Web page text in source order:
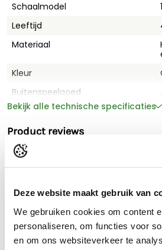
Deze website maakt gebruik van
We gebruiken cookies om content
personaliseren, om functies voor
en om ons websiteverkeer te
Schaalmodel
Leeftijd
Materiaal
Kleur
Buitenspeelgoed
Merk
Afmetingen LxBxH
Aantal benodigde batterijen
Geluiden of lichteffecten
Gewicht
Bekijk alle technische specificaties
Product reviews
Aanbevolen combinatie
Siku Control radiografische
131,95